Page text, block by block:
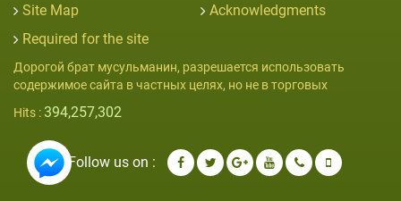
Site Map
Acknowledgments
Required for the site
Дорогой брат мусульманин, разрешается использовать
содержимое сайта в частных целях, но не в торговых
Hits : 394,257,302
Follow us on :